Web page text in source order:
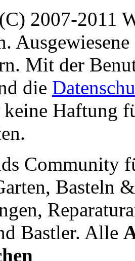
2007-2011
Mit der
die
Haftung
Community
Basteln
Bastler. Alle